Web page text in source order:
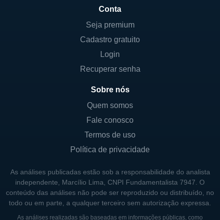
fontes renováveis, a comercialização de
energia no mercado livre e o
desenvolvimento de projetos de eficiência
energética para empresas. Além disso, a
contribuir para a otimização de seus
processos produtivos.
parcerias que visam a construção e
operação de usinas de energia limpa. A
colaboração com outras empresas e
instituições no desenvolvimento de
tecnologias mais eficientes e sustentáveis
Conta
Seja premium
Cadastro gratuito
Login
Recuperar senha
Sobre nós
Quem somos
Fale conosco
Termos de uso
Política de privacidade
As análises publicadas estão sob a responsabilidade do analista
independente, Marcílio Lima, CNPI Fundamentalista 7947. O
conteúdo das análises não pode ser reproduzido ou distribuído, no
todo ou em parte, a qualquer terceiro sem autorização expressa.
As análises realizadas são baseadas em informações públicas, como